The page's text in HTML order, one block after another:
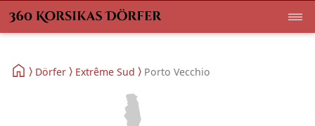
Dörfer Extrême Sud Porto Vecchio